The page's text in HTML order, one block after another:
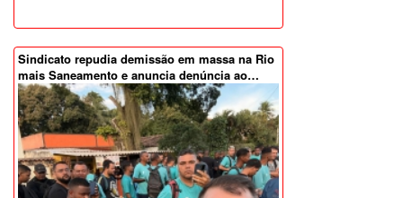
Sindicato repudia demissão em massa na Rio
mais Saneamento e anuncia denúncia ao…